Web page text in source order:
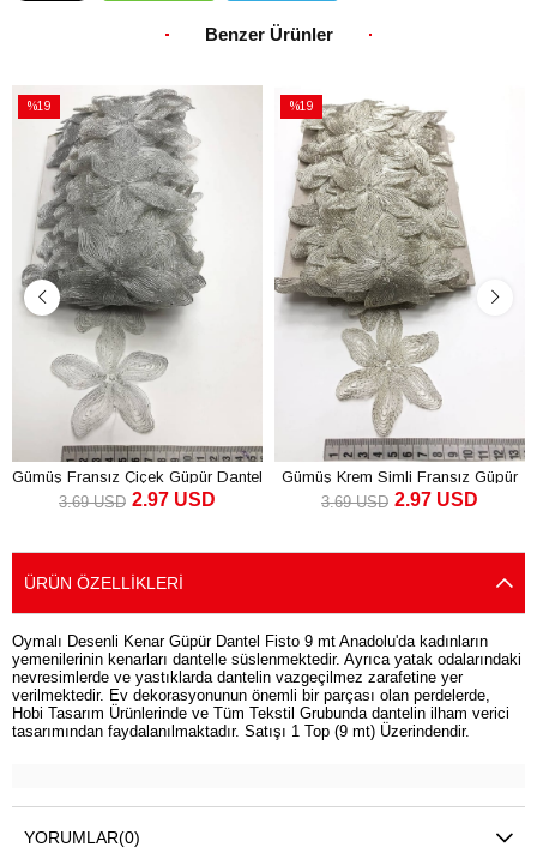
Benzer Ürünler
%19
İndirim
%19İndirim
Gümüş Fransız Çiçek Güpür Dantel
2.97 USD
3.69 USD
%19
İndirim
%19İndirim
Gümüş Krem Simli Fransız Güpür
Dantel
2.97 USD
3.69 USD
ÜRÜN ÖZELLIKLERI
Oymalı Desenli Kenar Güpür Dantel Fisto 9 mt Anadolu'da kadınların
yemenilerinin kenarları dantelle süslenmektedir. Ayrıca yatak odalarındaki
nevresimlerde ve yastıklarda dantelin vazgeçilmez zarafetine yer
verilmektedir. Ev dekorasyonunun önemli bir parçası olan perdelerde,
Hobi Tasarım Ürünlerinde ve Tüm Tekstil Grubunda dantelin ilham verici
tasarımından faydalanılmaktadır. Satışı 1 Top (9 mt) Üzerindendir.
YORUMLAR(0)